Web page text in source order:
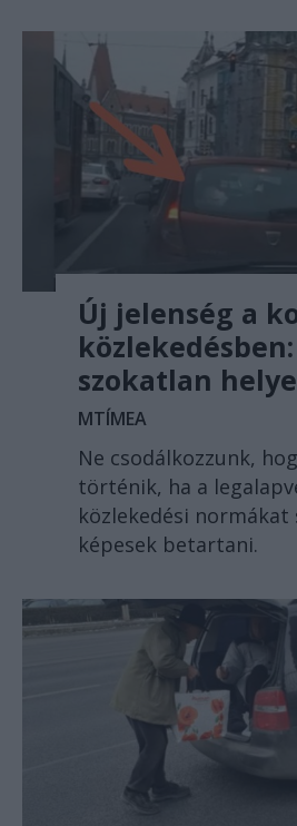
Új jelenség a
szokatlan
MTÍMEA
Ne csodálkozzunk,
történik, ha a
közlekedési normákat
képesek betartani.